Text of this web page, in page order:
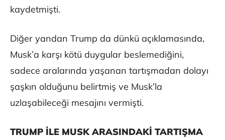
kaydetmişti.
Diğer yandan Trump da dünkü açıklamasında,
Musk’a karşı kötü duygular beslemediğini,
sadece aralarında yaşanan tartışmadan dolayı
şaşkın olduğunu belirtmiş ve Musk’la
uzlaşabileceği mesajını vermişti.
TRUMP İLE MUSK ARASINDAKİ TARTIŞMA